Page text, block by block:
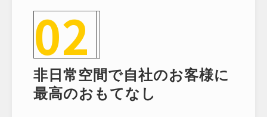
02
非日常空間で自社のお客様に
最高のおもてなし